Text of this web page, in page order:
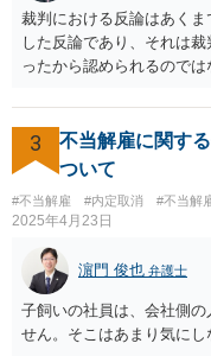
を行い、改善を促したもの
み切る等段階的に手順を
性が高まります。 高度人
うわけではありませんが
相応に高い能力を求めら
低い新卒の社員と比較する
判断が比較的甘くなると
度人材の中途社員の場合
となります。 今回のよう
無期雇用契約ではなく有
る、業務委託契約を検討
（※業務委託契約を検討さ
用契約関係であると判断
生にもご相談の上慎重に
裁判における反論はあく
した反論であり、それは
ったから認められるので
で、あくまで証拠に基づ
ます。 あまり過敏に反応
人を信頼して自分の主張
ですので、いまの弁護士
だければと思います。
3
不当解雇に関す
ついて
#不当解雇 #内定取消 #不当解
2025年4月23日
濵門 俊也 弁護士
子飼いの社員は、会社側
せん。そこはあまり気に